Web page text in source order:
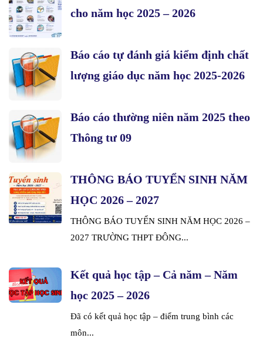
cho năm học 2025 – 2026
Báo cáo tự đánh giá kiểm định chất
lượng giáo dục năm học 2025-2026
Báo cáo thường niên năm 2025 theo
Thông tư 09
THÔNG BÁO TUYỂN SINH NĂM
HỌC 2026 – 2027
THÔNG BÁO TUYỂN SINH NĂM HỌC 2026 –
2027 TRƯỜNG THPT ĐÔNG...
Kết quả học tập – Cả năm – Năm
học 2025 – 2026
Đã có kết quả học tập – điểm trung bình các
môn...